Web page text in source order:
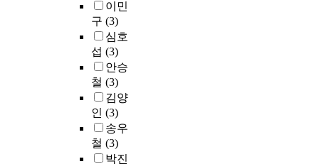
이민
구 (3)
심호
섭 (3)
안승
철 (3)
김양
인 (3)
송우
철 (3)
박진